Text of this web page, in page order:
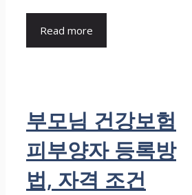
Read more
부모님 건강보험
피부양자 등록방
법, 자격 조건